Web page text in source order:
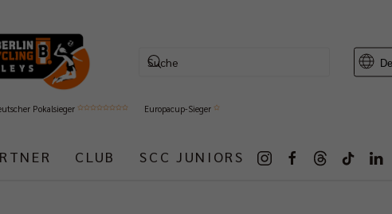
Pokalsieger Europacup-Sieger
CLUB SCC JUNIORS